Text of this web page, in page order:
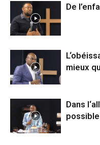
De
mieux
Dans
possible